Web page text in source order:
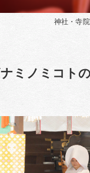
神社・寺
ミノミコト